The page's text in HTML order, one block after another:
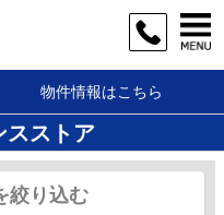
物件情報はこちら
スストア
絞り込む